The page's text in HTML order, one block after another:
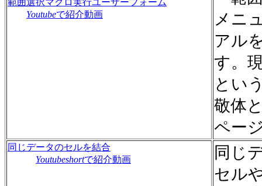
メニ
アル
す。
とい
敬体
ペー
範囲選択マクロ実行ユーザーフォーム
Youtubeで紹介動画
同じデータのセルを結合
Youtubeshortで紹介動画
同じ
セル